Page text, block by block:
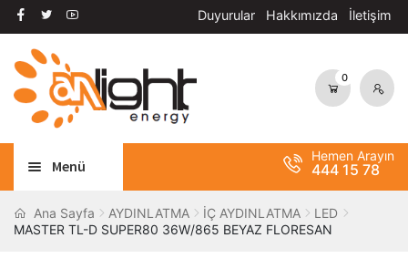
Duyurular Hakkımızda İletişim
Dolaşıma
geç
İçeriğe
geç
0
Menü
AYDINLATMA
Hemen Arayın
444 15 78
Ana Sayfa AYDINLATMA İÇ AYDINLATMA
LED
MASTER TL-D SUPER80 36W/865 BEYAZ FLORESAN